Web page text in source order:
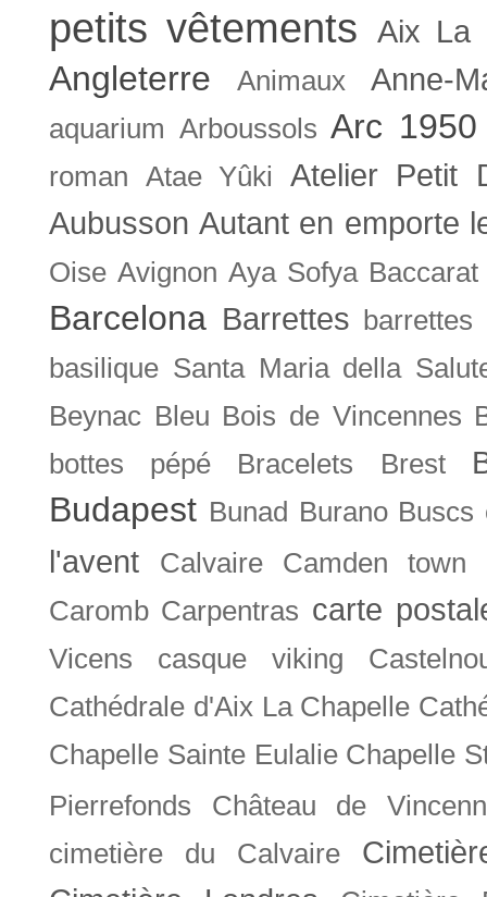
petits vêtements Aix La
Angleterre Animaux Anne-
aquarium Arboussols Arc 1950
roman Atae Yûki
Atelier Petit
Aubusson Autant en emporte
Oise Avignon Aya Sofya Baccarat
Barcelona Barrettes barrettes
basilique Santa Maria della
Beynac Bleu Bois de Vincennes
bottes pépé
Bracelets Brest
Budapest Bunad Burano Buscs
l'avent Calvaire Camden town
Caromb Carpentras carte
Vicens casque viking
Cathédrale d'Aix La Chapelle
Chapelle Sainte Eulalie Chapelle
Pierrefonds
Château de
cimetière du Calvaire